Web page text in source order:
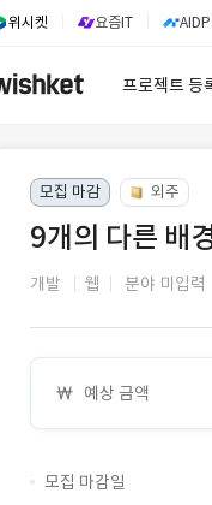
위시켓 요즘IT
프로젝트 등
모집 마감 외주
9개의 다른 배
개발 웹 분야 미입력
예상 금액
모집 마감일